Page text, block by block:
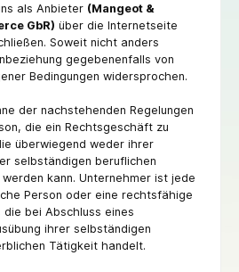
als Anbieter (Mangeot &
GbR) über die Internetseite
Soweit nicht anders
gegebenenfalls von
Bedingungen widersprochen.
der nachstehenden Regelungen
die ein Rechtsgeschäft zu
überwiegend weder ihrer
selbständigen beruflichen
kann. Unternehmer ist jede
Person oder eine rechtsfähige
bei Abschluss eines
ihrer selbständigen
Tätigkeit handelt.